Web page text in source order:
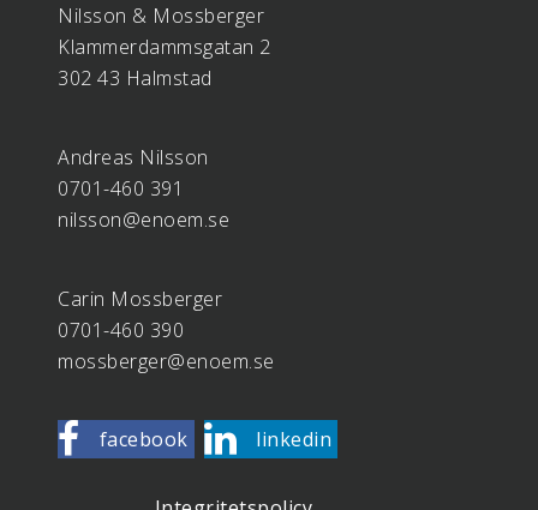
Nilsson & Mossberger
Klammerdammsgatan 2
302 43 Halmstad
Andreas Nilsson
0701-460 391
nilsson@enoem.se
Carin Mossberger
0701-460 390
mossberger@enoem.se
facebook linkedin